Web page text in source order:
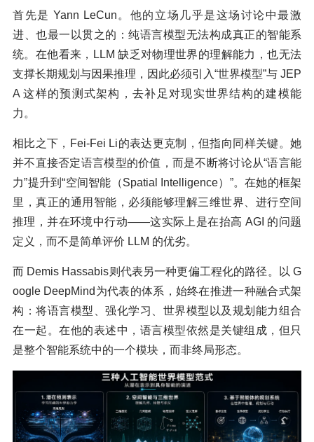
首先是 Yann LeCun。他的立场几乎是这场讨论中最激
进、也最一以贯之的：纯语言模型无法构成真正的智能系
统。在他看来，LLM 缺乏对物理世界的理解能力，也无法
支撑长期规划与因果推理，因此必须引入“世界模型”与 JEP
A 这样的预测式架构，去补足对现实世界结构的建模能
力。
相比之下，Fei-Fei Li的表达更克制，但指向同样关键。她
并不直接否定语言模型的价值，而是不断将讨论从“语言能
力”提升到“空间智能（Spatial Intelligence）”。在她的框架
里，真正的通用智能，必须能够理解三维世界、进行空间
推理，并在环境中行动——这实际上是在抬高 AGI 的问题
定义，而不是简单评价 LLM 的优劣。
而 Demis Hassabis则代表另一种更偏工程化的路径。以 G
oogle DeepMind为代表的体系，始终在推进一种融合式架
构：将语言模型、强化学习、世界模型以及规划能力组合
在一起。在他的表述中，语言模型依然是关键组成，但只
是整个智能系统中的一个模块，而非终局形态。